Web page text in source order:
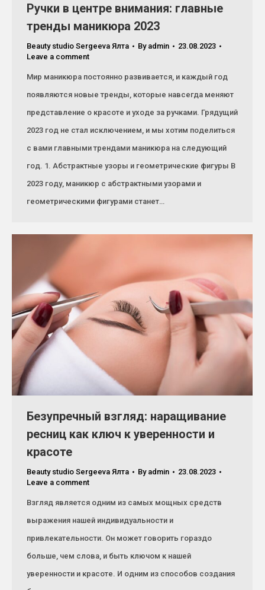
Ручки в центре внимания: главные
тренды маникюра 2023
Beauty studio Sergeeva Ялта By admin
23.08.2023
Leave a comment
Мир маникюра постоянно развивается, и каждый год
появляются новые тренды, которые навсегда меняют
представление о красоте и уходе за ручками. Грядущий
2023 год не стал исключением, и мы хотим поделиться
с вами главными трендами маникюра на следующий
год. 1. Абстрактные узоры и геометрические фигуры В
2023 году, маникюр с абстрактными узорами и
геометрическими фигурами станет…
Безупречный взгляд: наращивание
ресниц как ключ к уверенности и
красоте
Beauty studio Sergeeva Ялта By admin
23.08.2023
Leave a comment
Взгляд является одним из самых мощных средств
выражения нашей индивидуальности и
привлекательности. Он может говорить гораздо
больше, чем слова, и быть ключом к нашей
уверенности и красоте. И одним из способов создания